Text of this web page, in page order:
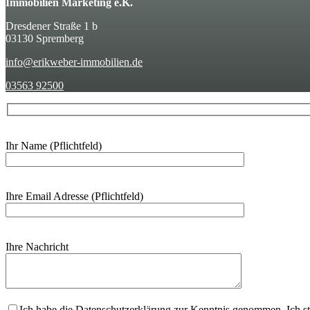
Dresdener Straße 1 b
03130 Spremberg
info@erikweber-immobilien.de
03563 92500
Ihr Name (Pflichtfeld)
Ihre Email Adresse (Pflichtfeld)
Ihre Nachricht